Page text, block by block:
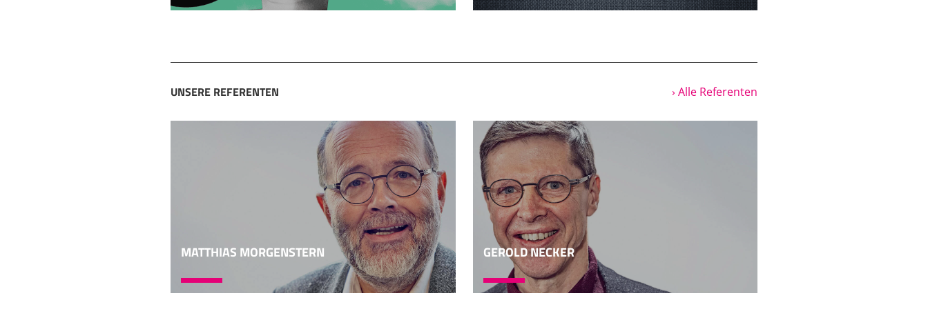
frühen Judentum. Es ist in der Hiob-Novelle sehr aufschlussreich, dass sich diese Novelle nicht auf zwei
Es wäre leicht möglich gewesen, dass die Hiob-Novelle nur von Hiob redet und von Gott. Wäre möglich
gewesen. Dann wäre es um die Frage gegangen "Gott und das Leid" oder "Das Verhalten des Menschen
im Leid". Aber der Hiob-Novelle geht es offensichtlich nicht nur um diese Fragen, sondern es geht ihr
nicht so betont, wie er es tut. Und deswegen stellt sich die Frage: Welches Ziel hat sich der Autor der
Hiob-Novelle vorgenommen, das er mit dieser Profilierung der Satansrolle erreichen will?
Welche Botschaft will er seinen Lesern damit übermitteln? Wenn wir diese Frage beantworten wollen,
müssen wir zwei Ebenen berücksichtigen. Einmal die Textebene der Hiob-Novelle, man könnte sagen, die
literarische Ebene, nämlich: Wie profiliert der Autor der Hiob-Novelle die Satansrolle? Wie stilisiert er sie?
Aber diese Frage allein reicht nicht aus. Wir müssen auch historisch fragen: Welche
religionsgeschichtliche Situation war damals im Hintergrund? Also reagiert die Hiob-Novelle auf eine
Situation, die sich damals gestellt hat? Diese Frage müssen wir auch bearbeiten. Also die Textebene
allein genügt nicht. Wir fangen aber mal mit der Textebene an.
UNSERE REFERENTEN › Alle Referenten
MATTHIAS MORGENSTERN GEROLD NECKER